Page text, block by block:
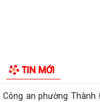
TIN MỚI
cứu, học tập, quán triệt và
Công an phường